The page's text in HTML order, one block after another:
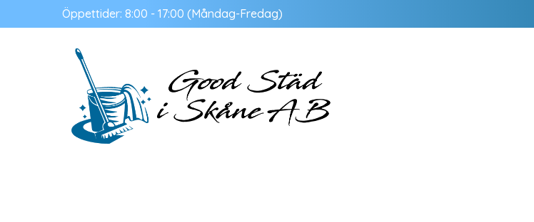
Öppettider: 8:00 - 17:00 (Måndag-Fredag)